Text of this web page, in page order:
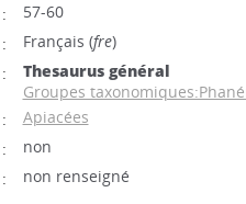
57-60
Français (fre)
Thesaurus général
Groupes
Apiacées
non
non renseigné